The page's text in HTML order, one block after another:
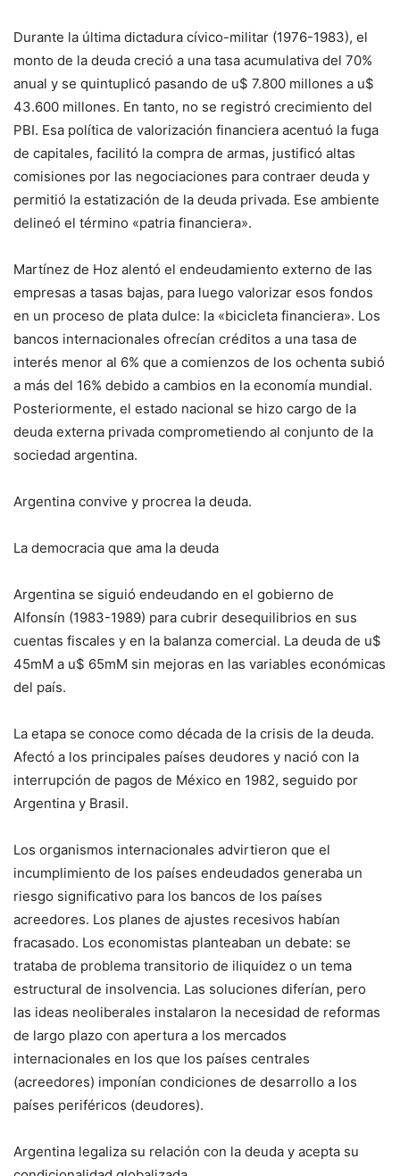
Durante la última dictadura cívico-militar (1976-1983), el
monto de la deuda creció a una tasa acumulativa del 70%
anual y se quintuplicó pasando de u$ 7.800 millones a u$
43.600 millones. En tanto, no se registró crecimiento del
PBI. Esa política de valorización financiera acentuó la fuga
de capitales, facilitó la compra de armas, justificó altas
comisiones por las negociaciones para contraer deuda y
permitió la estatización de la deuda privada. Ese ambiente
delineó el término «patria financiera».
Martínez de Hoz alentó el endeudamiento externo de las
empresas a tasas bajas, para luego valorizar esos fondos
en un proceso de plata dulce: la «bicicleta financiera». Los
bancos internacionales ofrecían créditos a una tasa de
interés menor al 6% que a comienzos de los ochenta subió
a más del 16% debido a cambios en la economía mundial.
Posteriormente, el estado nacional se hizo cargo de la
deuda externa privada comprometiendo al conjunto de la
sociedad argentina.
Argentina convive y procrea la deuda.
La democracia que ama la deuda
Argentina se siguió endeudando en el gobierno de
Alfonsín (1983-1989) para cubrir desequilibrios en sus
cuentas fiscales y en la balanza comercial. La deuda de u$
45mM a u$ 65mM sin mejoras en las variables económicas
del país.
La etapa se conoce como década de la crisis de la deuda.
Afectó a los principales países deudores y nació con la
interrupción de pagos de México en 1982, seguido por
Argentina y Brasil.
Los organismos internacionales advirtieron que el
incumplimiento de los países endeudados generaba un
riesgo significativo para los bancos de los países
acreedores. Los planes de ajustes recesivos habían
fracasado. Los economistas planteaban un debate: se
trataba de problema transitorio de iliquidez o un tema
estructural de insolvencia. Las soluciones diferían, pero
las ideas neoliberales instalaron la necesidad de reformas
de largo plazo con apertura a los mercados
internacionales en los que los países centrales
(acreedores) imponían condiciones de desarrollo a los
países periféricos (deudores).
Argentina legaliza su relación con la deuda y acepta su